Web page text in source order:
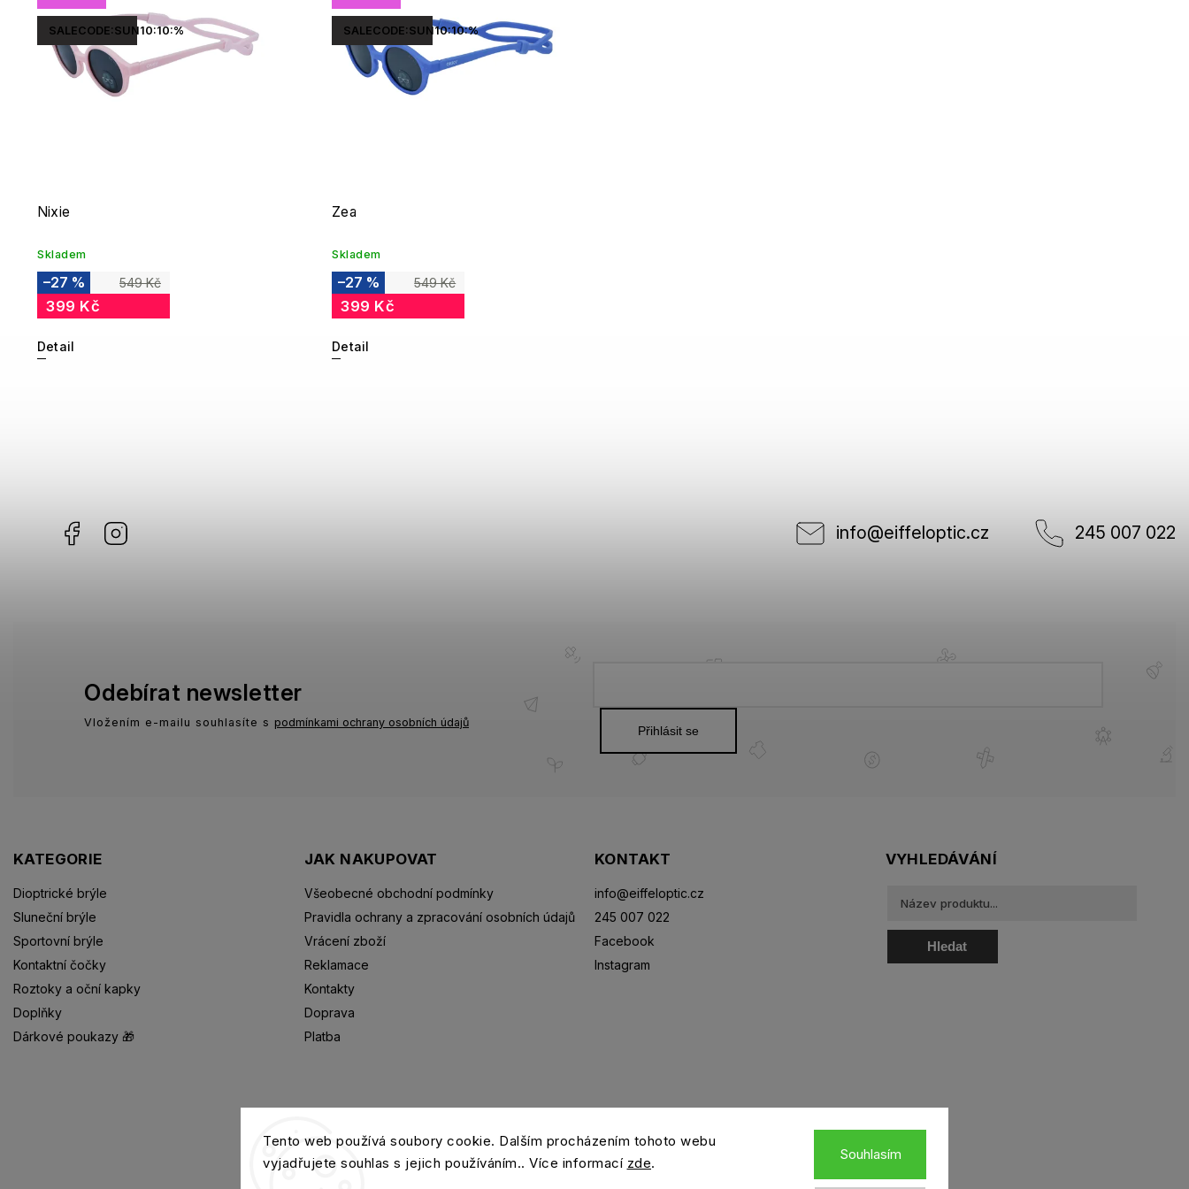
Tento web používá soubory cookie. Dalším procházením tohoto webu
vyjadřujete souhlas s jejich používáním.. Více informací zde.
Souhlasím
Abecedně
SALECODE:SUN10:10:%
Nixie
Skladem
549 Kč
–27 %
399 Kč
Detail
SALECODE:SUN10:10:%
Zea
Skladem
549 Kč
–27 %
399 Kč
Detail
Facebook info@eiffeloptic.cz 245 007 022
KATEGORIE
Dioptrické brýle
Sluneční brýle
Sportovní brýle
Kontaktní čočky
Roztoky a oční kapky
Doplňky
Dárkové poukazy 🎁
JAK NAKUPOVAT
Všeobecné obchodní podmínky
Pravidla ochrany a zpracování osobních údajů
Vrácení zboží
Reklamace
Kontakty
Doprava
Platba
KONTAKT
info@eiffeloptic.cz
245 007 022
Facebook
Instagram
Odebírat newsletter
Vložením e-mailu souhlasíte s podmínkami ochrany osobních údajů
Přihlásit se
VYHLEDÁVÁNÍ
Hledat